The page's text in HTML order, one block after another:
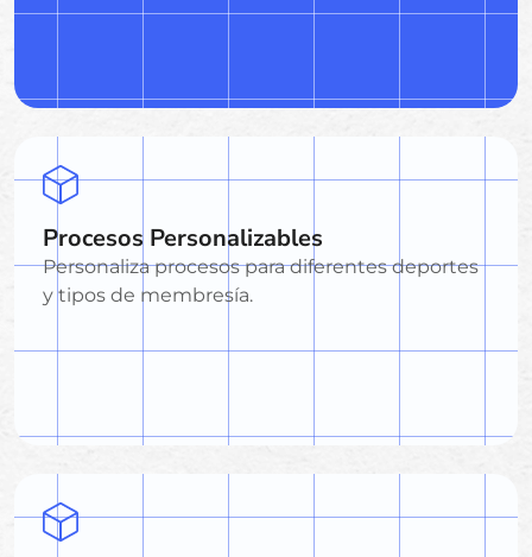
Procesos Personalizables
Personaliza procesos para diferentes deportes
y tipos de membresía.